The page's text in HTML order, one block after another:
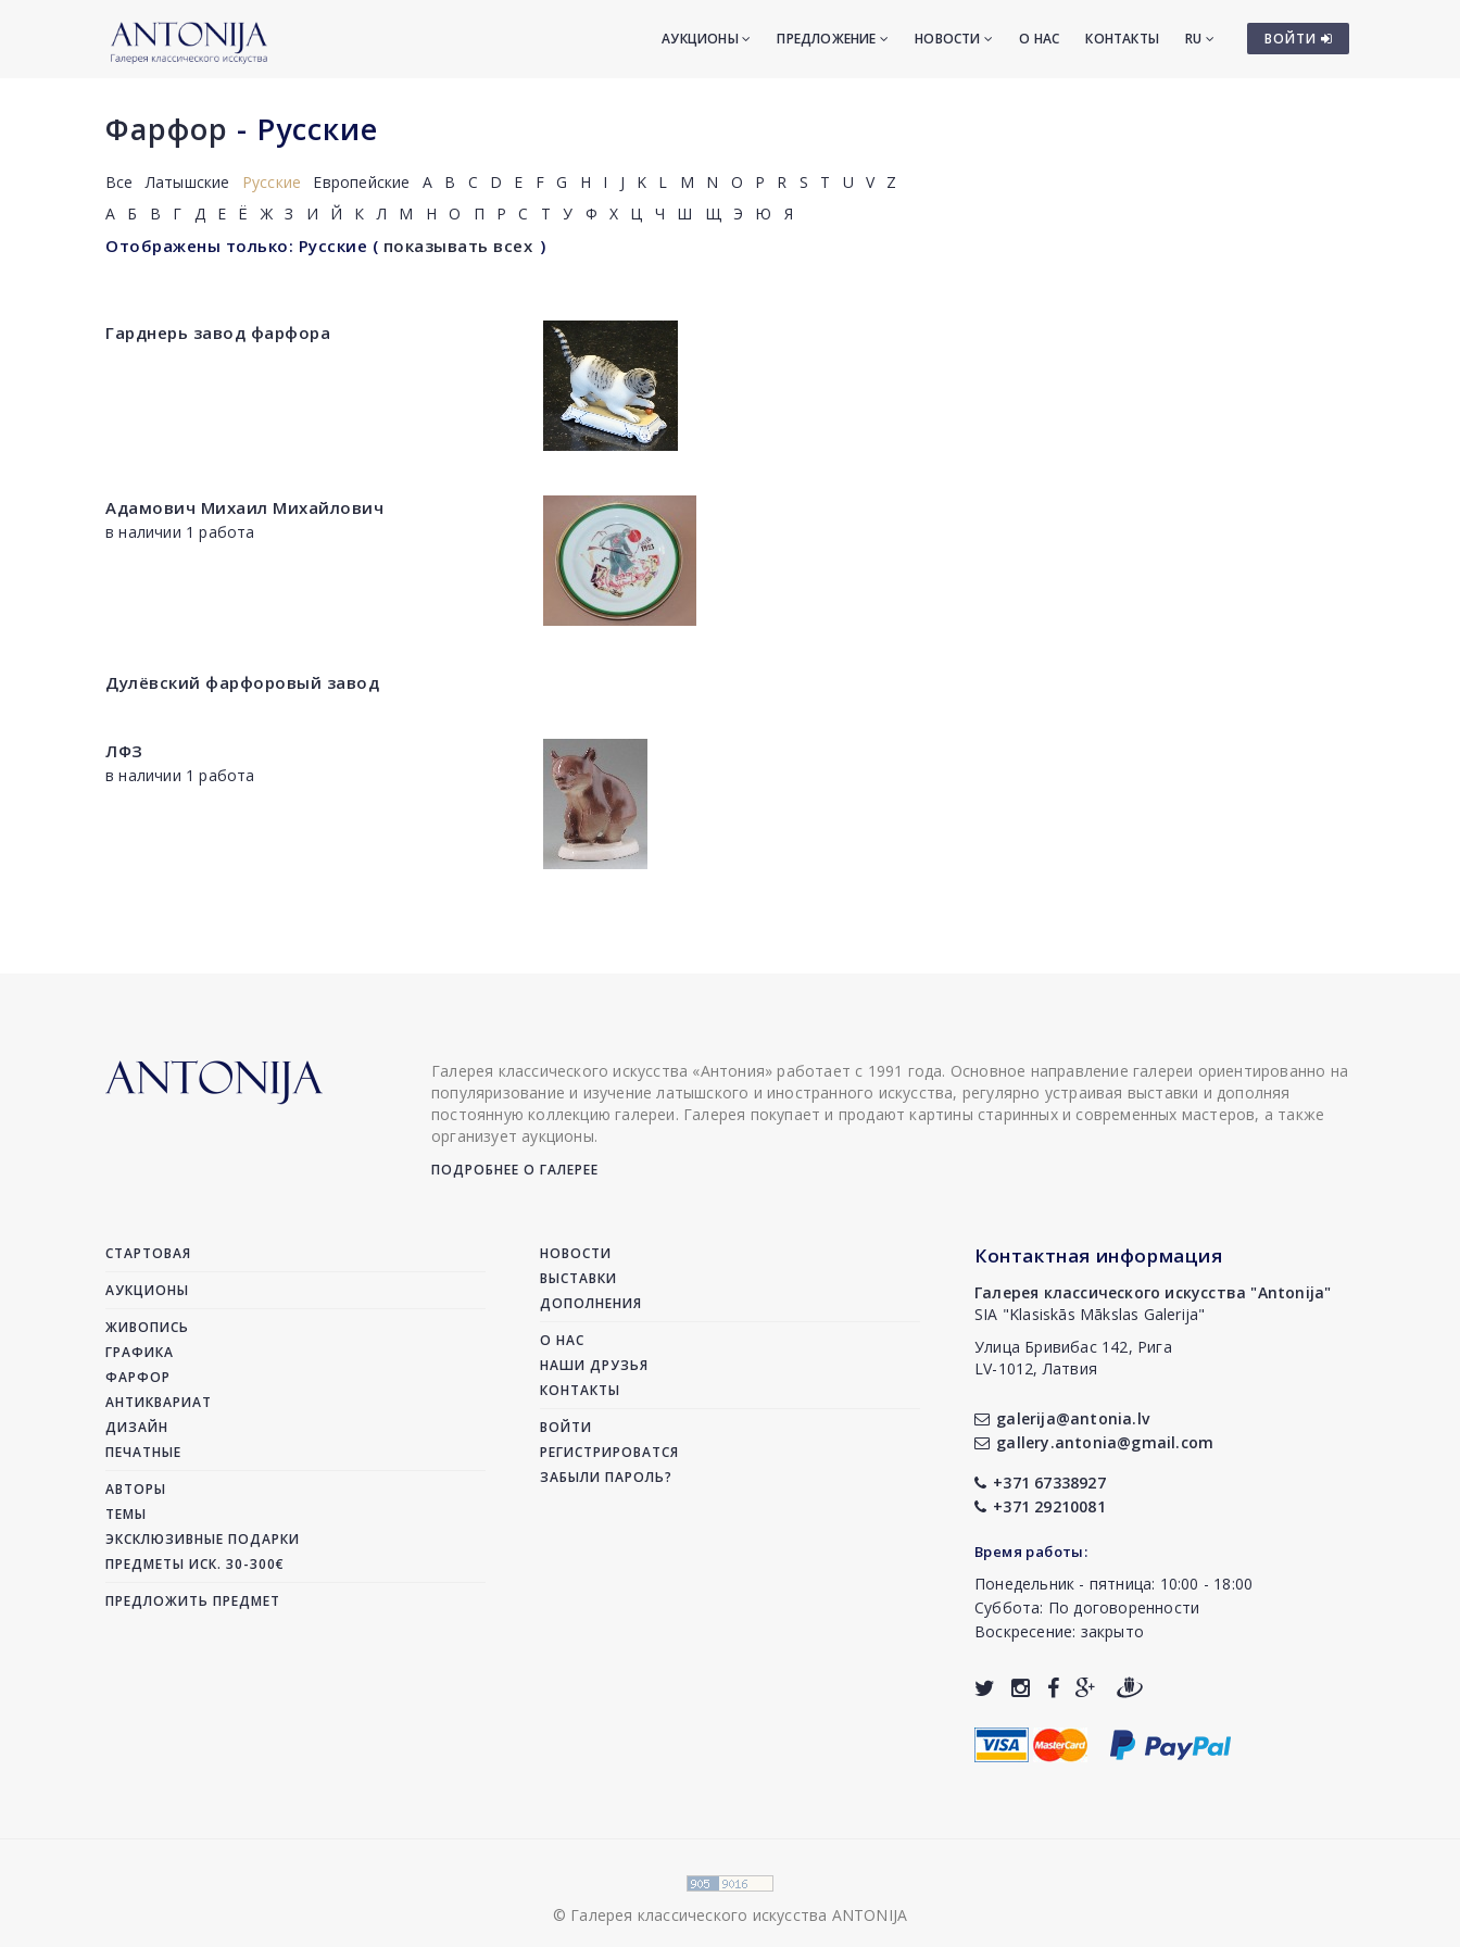
ВОЙТИ
АУКЦИОНЫ ПРЕДЛОЖЕНИЕ НОВОСТИ О НАС КОНТАКТЫ RU
Фарфор - Русские
Все Латышские Русские Европейские A B C D E F G H I J K L M N O P R S T U V
Z
А
Б В Г Д Е Ё Ж З И Й К Л М Н О П Р С Т У Ф Х Ц Ч Ш Щ Э Ю Я
Отображены только: Русские ( показывать всех )
Гарднерь завод фарфора
Адамович Михаил Михайлович
в наличии 1 работа
Дулёвский фарфоровый завод
ЛФЗ
в наличии 1 работа
Галерея классического искусства «Антония» работает с 1991 года. Основное направление галереи ориентированно на
популяризование и изучение латышского и иностранного искусства, регулярно устраивая выставки и дополняя
постоянную коллекцию галереи. Галерея покупает и продают картины старинных и современных мастеров, а также
организует аукционы.
ПОДРОБНЕЕ О ГАЛЕРЕЕ
СТАРТОВАЯ
АУКЦИОНЫ
ЖИВОПИСЬ
ГРАФИКА
ФАРФОР
АНТИКВАРИАТ
ДИЗАЙН
ПЕЧАТНЫЕ
АВТОРЫ
ТЕМЫ
ЭКСКЛЮЗИВНЫЕ ПОДАРКИ
ПРЕДМЕТЫ ИСК. 30-300€
ПРЕДЛОЖИТЬ ПРЕДМЕТ
НОВОСТИ
ВЫСТАВКИ
ДОПОЛНЕНИЯ
О НАС
НАШИ ДРУЗЬЯ
КОНТАКТЫ
ВОЙТИ
РЕГИСТРИРОВАТСЯ
ЗАБЫЛИ ПАРОЛЬ?
Контактная информация
Галерея классического искусства "Antonija"
SIA "Klasiskās Mākslas Galerija"
Улица Бривибас 142, Рига
LV-1012, Латвия
galerija@antonia.lv
gallery.antonia@gmail.com
+371 67338927
+371 29210081
Время работы:
Понедельник - пятница: 10:00 - 18:00
Суббота: По договоренности
Воскресение: закрыто
© Галерея классического искусства ANTONIJA